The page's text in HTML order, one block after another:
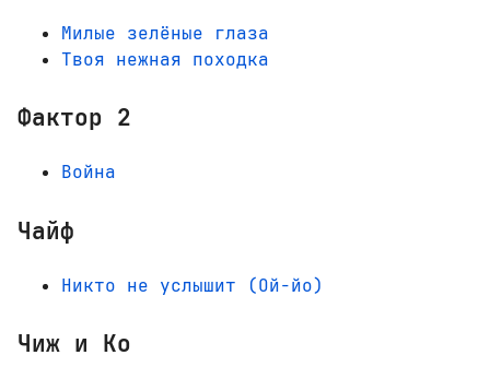
Милые зелёные глаза
Твоя нежная походка
Фактор 2
Война
Чайф
Никто не услышит (Ой-йо)
Чиж и Ко